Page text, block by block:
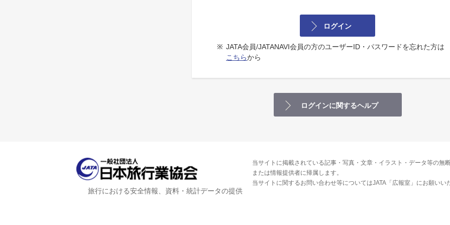
ログイン
※ JATA会員/JATANAVI会員の方のユーザーID・パスワードを忘れた方は
こちらから
ログインに関するヘルプ
旅行における安全情報、資料・統計データの提供
当サイトに掲載されている記事・写真・文章・イラスト・データ等の無
または情報提供者に帰属します。
当サイトに関するお問い合わせ等についてはJATA「広報室」にお願いい